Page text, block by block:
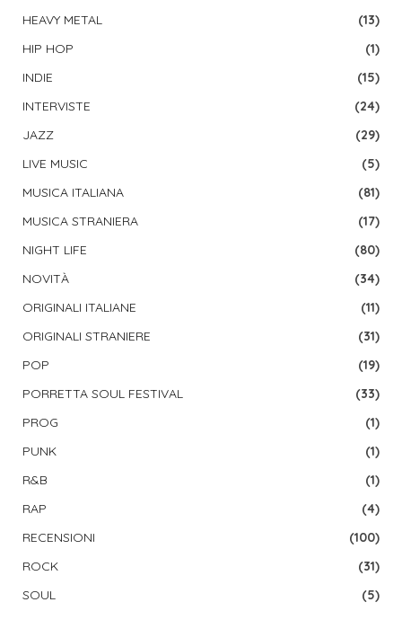
HEAVY METAL
(13)
HIP HOP
(1)
INDIE
(15)
INTERVISTE
(24)
JAZZ
(29)
LIVE MUSIC
(5)
MUSICA ITALIANA
(81)
MUSICA STRANIERA
(17)
NIGHT LIFE
(80)
NOVITÀ
(34)
ORIGINALI ITALIANE
(11)
ORIGINALI STRANIERE
(31)
POP
(19)
PORRETTA SOUL FESTIVAL
(33)
PROG
(1)
PUNK
(1)
R&B
(1)
RAP
(4)
RECENSIONI
(100)
ROCK
(31)
SOUL
(5)